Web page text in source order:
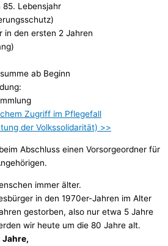
85. Lebensjahr
in den ersten 2 Jahren
ab Beginn
Zugriff im Pflegefall
der Volkssolidarität) >>
Abschluss einen Vorsorgeordner für
immer älter.
in den 1970er-Jahren im Alter
gestorben, also nur etwa 5 Jahre
wir heute um die 80 Jahre alt.
Jahre,